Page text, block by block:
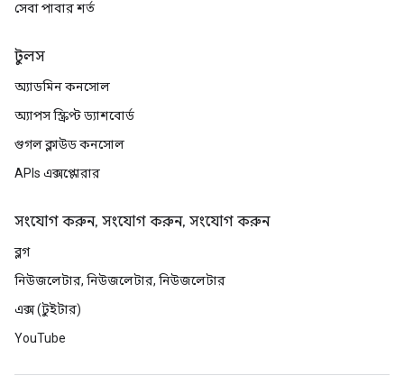
সেবা পাবার শর্ত
টুলস
অ্যাডমিন কনসোল
অ্যাপস স্ক্রিপ্ট ড্যাশবোর্ড
গুগল ক্লাউড কনসোল
APIs এক্সপ্লোরার
সংযোগ করুন, সংযোগ করুন, সংযোগ করুন
ব্লগ
নিউজলেটার, নিউজলেটার, নিউজলেটার
এক্স (টুইটার)
YouTube